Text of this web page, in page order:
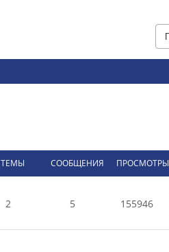
ТЕМЫ СООБЩЕНИЯ ПРОСМОТРЫ
2 5 155946